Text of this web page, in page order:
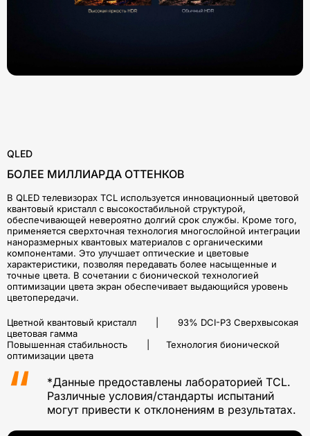
QLED
БОЛЕЕ МИЛЛИАРДА ОТТЕНКОВ
В QLED телевизорах TCL используется инновационный цветовой
квантовый кристалл с высокостабильной структурой,
обеспечивающей невероятно долгий срок службы. Кроме того,
применяется сверхточная технология многослойной интеграции
наноразмерных квантовых материалов с органическими
компонентами. Это улучшает оптические и цветовые
характеристики, позволяя передавать более насыщенные и
точные цвета. В сочетании с бионической технологией
оптимизации цвета экран обеспечивает выдающийся уровень
цветопередачи.
Цветной квантовый кристалл | 93% DCI-P3 Сверхвысокая
цветовая гамма
Повышенная стабильность | Технология бионической
оптимизации цвета
*Данные предоставлены лабораторией TCL.
Различные условия/стандарты испытаний
могут привести к отклонениям в результатах.